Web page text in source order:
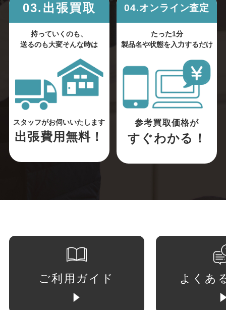
03.出張買取
持っていくのも、
送るのも大変そんな時は
スタッフがお伺いいたします
出張費用無料！
04.オンライン査定
たった1分
製品名や状態を入力するだけ
参考買取価格が
すぐわかる！
ご利用ガイド よくあ